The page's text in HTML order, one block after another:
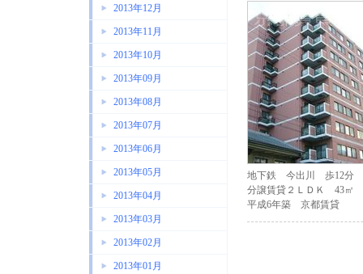
地下鉄 今出川 歩12分
分譲賃貸２ＬＤＫ 43㎡
平成6年築 京都賃貸
2013年12月
2013年11月
2013年10月
2013年09月
2013年08月
2013年07月
2013年06月
2013年05月
2013年04月
2013年03月
2013年02月
2013年01月